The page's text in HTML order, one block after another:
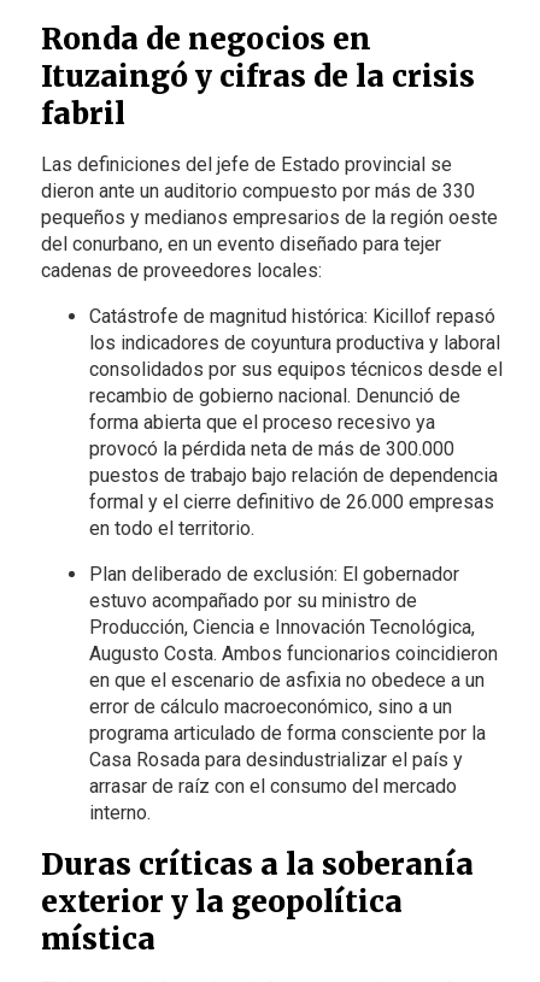
Ronda de negocios en
Ituzaingó y cifras de la crisis
fabril
Las definiciones del jefe de Estado provincial se
dieron ante un auditorio compuesto por más de 330
pequeños y medianos empresarios de la región oeste
del conurbano, en un evento diseñado para tejer
cadenas de proveedores locales:
Catástrofe de magnitud histórica: Kicillof repasó
los indicadores de coyuntura productiva y laboral
consolidados por sus equipos técnicos desde el
recambio de gobierno nacional. Denunció de
forma abierta que el proceso recesivo ya
provocó la pérdida neta de más de 300.000
puestos de trabajo bajo relación de dependencia
formal y el cierre definitivo de 26.000 empresas
en todo el territorio.
Plan deliberado de exclusión: El gobernador
estuvo acompañado por su ministro de
Producción, Ciencia e Innovación Tecnológica,
Augusto Costa. Ambos funcionarios coincidieron
en que el escenario de asfixia no obedece a un
error de cálculo macroeconómico, sino a un
programa articulado de forma consciente por la
Casa Rosada para desindustrializar el país y
arrasar de raíz con el consumo del mercado
interno.
Duras críticas a la soberanía
exterior y la geopolítica
mística